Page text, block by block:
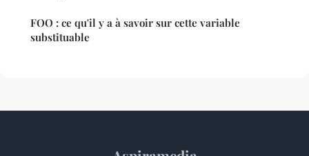
FOO : ce qu'il y a à savoir sur cette variable
substituable